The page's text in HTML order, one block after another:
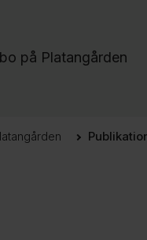
på Platangården